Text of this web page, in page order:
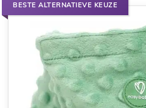
BESTE ALTERNATIEVE KEUZE